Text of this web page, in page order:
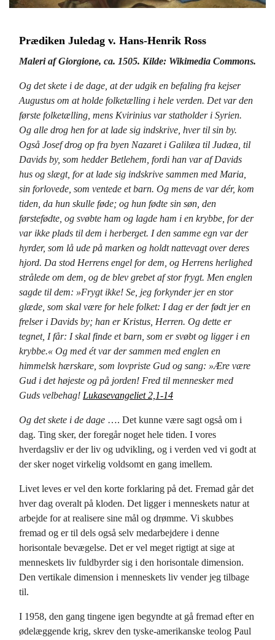
Prædiken Juledag v. Hans-Henrik Ross
Maleri af Giorgione, ca. 1505. Kilde: Wikimedia Commons.
Og det skete i de dage, at der udgik en befaling fra kejser
Augustus om at holde folketælling i hele verden. Det var den
første folketælling, mens Kvirinius var statholder i Syrien.
Og alle drog hen for at lade sig indskrive, hver til sin by.
Også Josef drog op fra byen Nazaret i Galilæa til Judæa, til
Davids by, som hedder Betlehem, fordi han var af Davids
hus og slægt, for at lade sig indskrive sammen med Maria,
sin forlovede, som ventede et barn. Og mens de var dér, kom
tiden, da hun skulle føde; og hun fødte sin søn, den
førstefødte, og svøbte ham og lagde ham i en krybbe, for der
var ikke plads til dem i herberget. I den samme egn var der
hyrder, som lå ude på marken og holdt nattevagt over deres
hjord. Da stod Herrens engel for dem, og Herrens herlighed
strålede om dem, og de blev grebet af stor frygt. Men englen
sagde til dem: »Frygt ikke! Se, jeg forkynder jer en stor
glæde, som skal være for hele folket: I dag er der født jer en
frelser i Davids by; han er Kristus, Herren. Og dette er
tegnet, I får: I skal finde et barn, som er svøbt og ligger i en
krybbe.« Og med ét var der sammen med englen en
himmelsk hærskare, som lovpriste Gud og sang: »Ære være
Gud i det højeste og på jorden! Fred til mennesker med
Guds velbehag! Lukasevangeliet 2,1-14
Og det skete i de dage …. Det kunne være sagt også om i
dag. Ting sker, der foregår noget hele tiden. I vores
hverdagsliv er der liv og udvikling, og i verden ved vi godt at
der sker noget virkelig voldsomt en gang imellem.
Livet leves er vel den korte forklaring på det. Fremad går det
hver dag overalt på kloden. Det ligger i menneskets natur at
arbejde for at realisere sine mål og drømme. Vi skubbes
fremad og er til dels også selv medarbejdere i denne
horisontale bevægelse. Det er vel meget rigtigt at sige at
menneskets liv fuldbyrder sig i den horisontale dimension.
Den vertikale dimension i menneskets liv vender jeg tilbage
til.
I 1958, den gang tingene igen begyndte at gå fremad efter en
ødelæggende krig, skrev den tyske-amerikanske teolog Paul